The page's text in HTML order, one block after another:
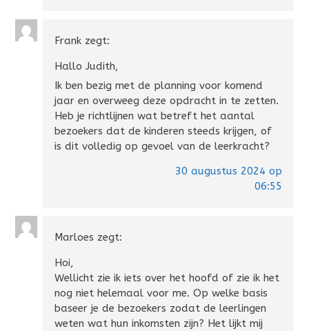
Frank zegt:
Hallo Judith,
Ik ben bezig met de planning voor komend
jaar en overweeg deze opdracht in te zetten.
Heb je richtlijnen wat betreft het aantal
bezoekers dat de kinderen steeds krijgen, of
is dit volledig op gevoel van de leerkracht?
30 augustus 2024 op
06:55
Marloes zegt:
Hoi,
Wellicht zie ik iets over het hoofd of zie ik het
nog niet helemaal voor me. Op welke basis
baseer je de bezoekers zodat de leerlingen
weten wat hun inkomsten zijn? Het lijkt mij